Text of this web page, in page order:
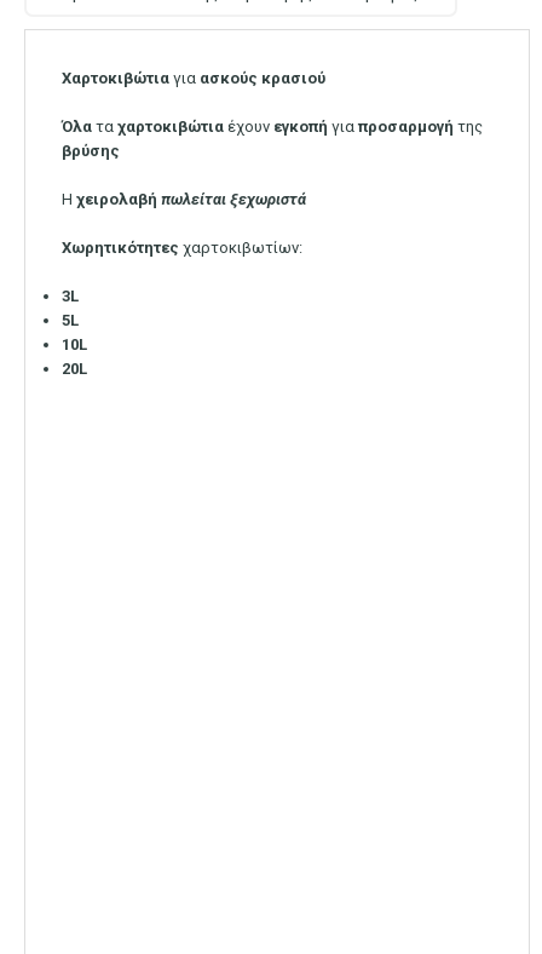
Χαρτοκιβώτια για ασκούς κρασιού
Όλα τα χαρτοκιβώτια έχουν εγκοπή γιαπροσαρμογή της
βρύσης
Η χειρολαβή πωλείται ξεχωριστά
Χωρητικότητες χαρτοκιβωτίων:
3L
5L
10L
20L